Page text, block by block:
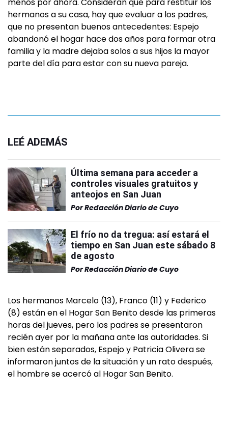
hermanos a su casa, hay que evaluar a los padres,
que no presentan buenos antecedentes: Espejo
abandonó el hogar hace dos años para formar otra
familia y la madre dejaba solos a sus hijos la mayor
parte del día para estar con su nueva pareja.
LEÉ ADEMÁS
Última semana para acceder a
controles visuales gratuitos y
anteojos en San Juan
PorRedacción Diario de Cuyo
El frío no da tregua: así estará el
tiempo en San Juan este sábado 8
de agosto
PorRedacción Diario de Cuyo
Los hermanos Marcelo (13), Franco (11) y Federico
(8) están en el Hogar San Benito desde las primeras
horas del jueves, pero los padres se presentaron
recién ayer por la mañana ante las autoridades. Si
bien están separados, Espejo y Patricia Olivera se
informaron juntos de la situación y un rato después,
el hombre se acercó al Hogar San Benito.